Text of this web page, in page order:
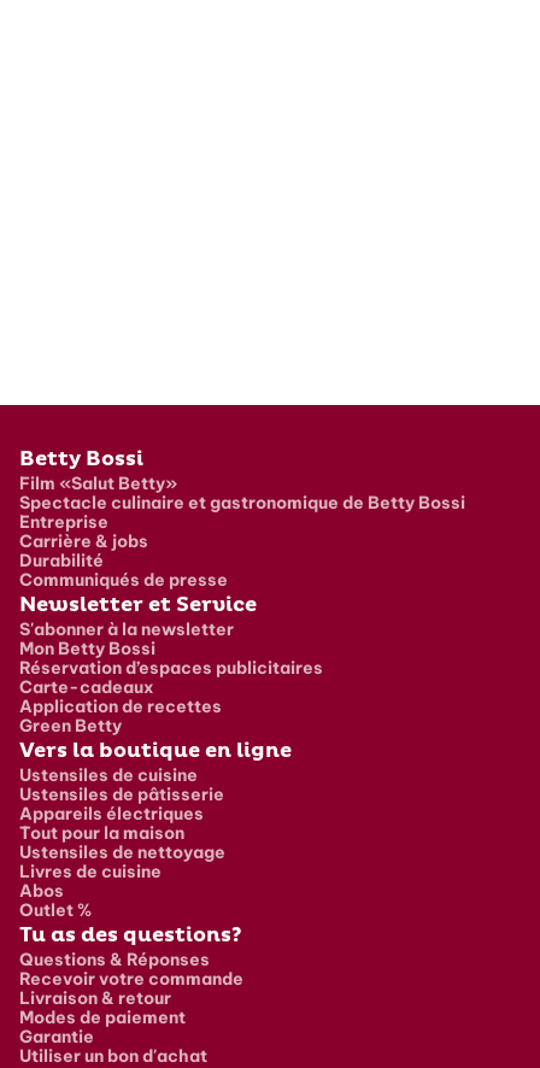
Pied de page
Betty Bossi
Film «Salut Betty»
Spectacle culinaire et gastronomique de Betty Bossi
Entreprise
Carrière & jobs
Durabilité
Communiqués de presse
Newsletter et Service
S'abonner à la newsletter
Mon Betty Bossi
Réservation d’espaces publicitaires
Carte-cadeaux
Application de recettes
Green Betty
Vers la boutique en ligne
Ustensiles de cuisine
Ustensiles de pâtisserie
Appareils électriques
Tout pour la maison
Ustensiles de nettoyage
Livres de cuisine
Abos
Outlet %
Tu as des questions?
Questions & Réponses
Recevoir votre commande
Livraison & retour
Modes de paiement
Garantie
Utiliser un bon d'achat